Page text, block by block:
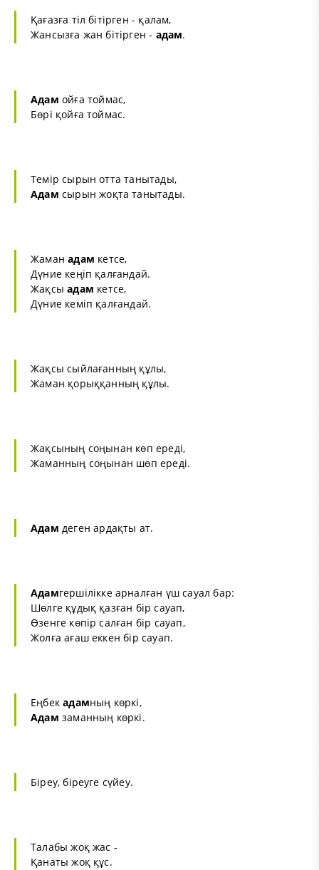
Қағазға тіл бітірген - қалам,
Жансызға жан бітірген - адам.
Адам ойға тоймас,
Бөрі қойға тоймас.
Темір сырын отта танытады,
Адам сырын жоқта танытады.
Жаманадам кетсе,
Дүние кеңіп қалғандай.
Жақсыадам кетсе,
Дүние кеміп қалғандай.
Жақсы сыйлағанның құлы,
Жаман қорыққанның құлы.
Жақсының соңынан көп ереді,
Жаманның соңынан шөп ереді.
Адам деген ардақты ат.
Адамгершілікке арналған үш сауал бар:
Шөлге құдық қазған бір сауап,
Өзенге көпір салған бір сауап,
Жолға ағаш еккен бір сауап.
Еңбекадамның көркі,
Адам заманның көркі.
Біреу, біреуге сүйеу.
Талабы жоқ жас -
Қанаты жоқ құс.